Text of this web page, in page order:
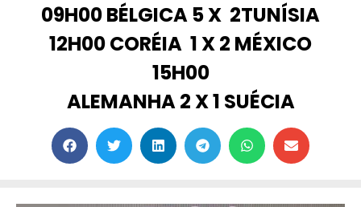
09H00 BÉLGICA 5 X 2TUNÍSIA
12H00 CORÉIA 1 X 2 MÉXICO
15H00
ALEMANHA 2 X 1 SUÉCIA